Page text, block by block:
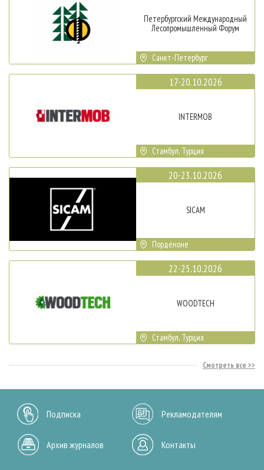
Петербургский Международный
Лесопромышленный Форум
Санкт-Петербург
17-20.10.2026
INTERMOB
Стамбул, Турция
20-23.10.2026
SICAM
Порденоне
22-25.10.2026
WOODTECH
Стамбул, Турция
Смотреть все
Подписка Рекламодателям
Архив журналов Контакты